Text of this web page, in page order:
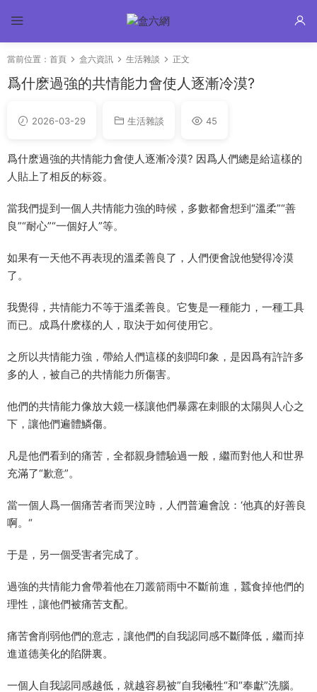
當前位置： 首頁 盒六資訊 生活雜談 正文
爲什麽過強的共情能力會使人逐漸冷漠?
2026-03-29 生活雜談 45
爲什麽過強的共情能力會使人逐漸冷漠? 因爲人們總是給這樣的
人貼上了相反的标簽。
當我們提到一個人共情能力強的時候，多數都會想到“溫柔”“善
良”“耐心”“一個好人”等。
如果有一天他不再表現的溫柔善良了，人們便會說他變得冷漠
了。
我覺得，共情能力不等于溫柔善良。它隻是一種能力，一種工具
而已。成爲什麽樣的人，取決于如何使用它。
之所以共情能力強，帶給人們這樣的刻闆印象，是因爲有許許多
多的人，被自己的共情能力所傷害。
他們的共情能力像放大鏡一樣讓他們暴露在刺眼的太陽與人心之
下，讓他們遍體鱗傷。
凡是他們看到的痛苦，全都親身體驗過一般，繼而對他人和世界
充滿了“歉意”。
當一個人爲一個痛苦者而哭泣時，人們普遍會說：‘他真的好善良
啊。“
于是，另一個受害者完成了。
過強的共情能力會帶着他在刀叢箭雨中不斷前進，蠶食掉他們的
理性，讓他們被痛苦支配。
痛苦會削弱他們的意志，讓他們的自我認同感不斷降低，繼而掉
進道德美化的陷阱裏。
一個人自我認同感越低，就越容易被”自我犧牲“和“奉獻”洗腦。